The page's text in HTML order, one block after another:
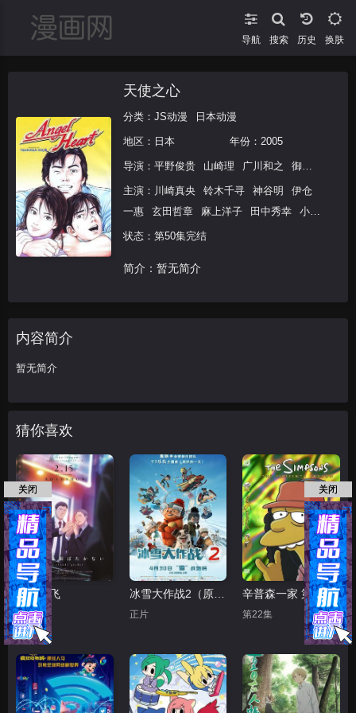
导航 搜索 换肤
天使之心
分类： JS动漫 日本动漫
地区： 日本 年份： 2005
导演： 平野俊贵 山崎理 广川和之 御厨恭辅
主演： 川崎真央 铃木千寻 神谷明
伊仓
一惠
玄田哲章 麻上洋子 田中秀幸
小山
茉美
矢田耕司 有本钦隆
子
野岛裕史 野岛健儿
状态：第50集完结
简介：暂无简介
内容简介
暂无简介
猜你喜欢
鸣鸟不飞
正片
冰雪大作战2（原声版）
正片
辛普森一家 第十五季
第22集
关闭 关闭